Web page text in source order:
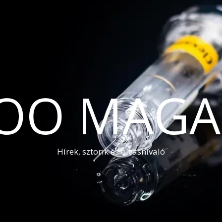
Hírek, sztorik és olvasnivaló